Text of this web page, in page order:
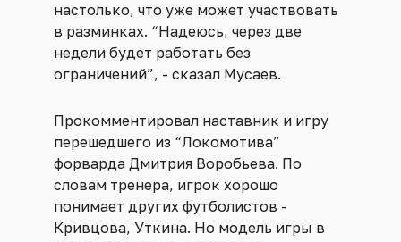
настолько, что уже может участвовать
в разминках. “Надеюсь, через две
недели будет работать без
ограничений”, - сказал Мусаев.
Прокомментировал наставник и игру
перешедшего из “Локомотива”
форварда Дмитрия Воробьева. По
словам тренера, игрок хорошо
понимает других футболистов -
Кривцова, Уткина. Но модель игры в